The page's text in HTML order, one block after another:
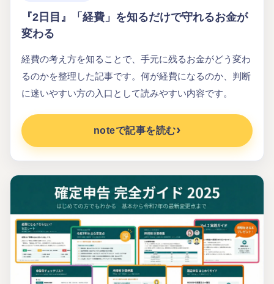
『2日目』「経費」を知るだけで守れるお金が
変わる
経費の考え方を知ることで、手元に残るお金がどう変わ
るのかを整理した記事です。何が経費になるのか、判断
に迷いやすい方の入口として読みやすい内容です。
noteで記事を読む